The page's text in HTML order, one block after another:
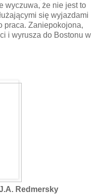
wyczuwa, że nie jest to
się wyjazdami
praca. Zaniepokojona,
i wyrusza do Bostonu w
Redmersky